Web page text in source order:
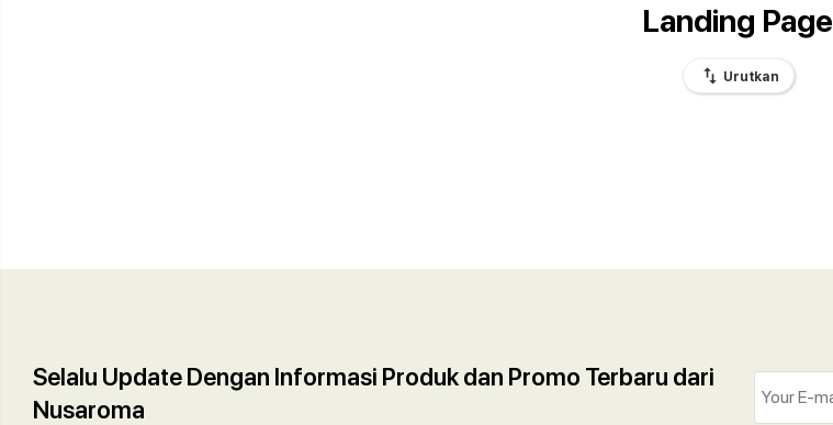
Landing Page
swap_vert Urutkan
Selalu Update Dengan Informasi Produk dan Promo Terbaru dari
Nusaroma